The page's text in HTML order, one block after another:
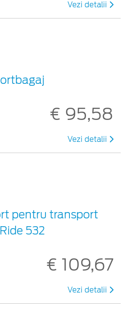
Vezi detalii
€ 95,58
Vezi detalii
pentru transport
532
€ 109,67
Vezi detalii